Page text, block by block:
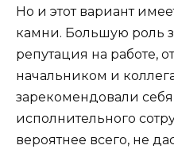
Но и этот вариант
камни. Большую роль
репутация на работе,
начальником и
зарекомендовали
исполнительного
вероятнее всего, не